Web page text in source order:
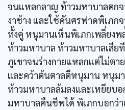
จนแหลกลาญ ท้าวมหาบาลตก
งาช้าง และใช้คันศรฟาดพิเภก
ทั้งคู่ หนุมานเห็นพิเภกเพลี่ยงพ
ท้าวมหาบาล ท้าวมหาบาลเสี
ภูเขาจนร่างกายแหลกแต่ไม่ตา
และคว้าต้นตาลตีหนุมาน หนุม
ท้าวมหาบาลล้มลงและเหยียบ
มหาบาลคืนชีพได้ พิเภกบอกว่